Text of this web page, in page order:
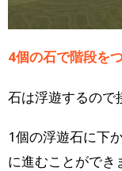
4個の石で階段を
石は浮遊するので
1個の浮遊石に下
に進むことができ